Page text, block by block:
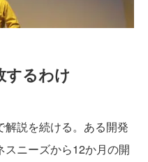
するわけ
説を続ける。ある開発
ニーズから12か月の開